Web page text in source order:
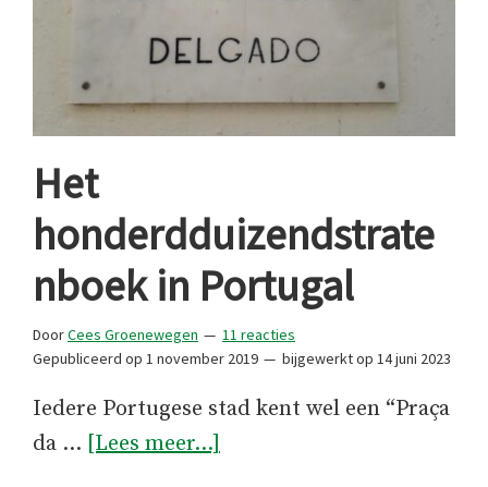
Het
honderdduizendstrate
nboek in Portugal
DoorCees Groenewegen
11 reacties
Gepubliceerd op 1 november 2019 bijgewerkt op 14 juni 2023
Iedere Portugese stad kent wel een “Praça
da … [Lees meer...]